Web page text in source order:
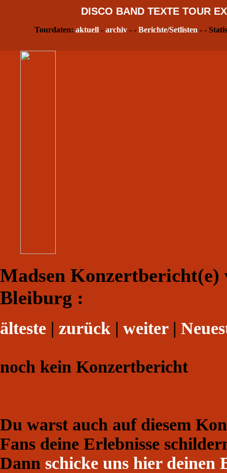
DISCO BAND TEXTE TOUR
Tourdaten: aktuell- archiv- - Berichte/Setlisten - -
Madsen Konzertbericht(e)
Bleiburg :
älteste | zurück | weiter|
noch kein Konzertbericht
Du warst auch auf diesem
Fans deine Erlebnisse
Dann schicke uns hier deinen